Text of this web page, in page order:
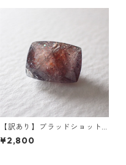
【訳あり】ブラッドショット
アイオライト 3.25ct 11.0mm*
8.25mm*5.0mm
¥2,800